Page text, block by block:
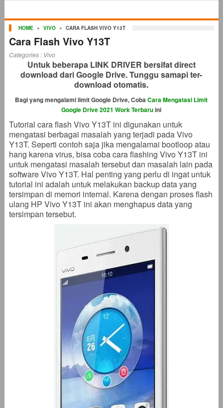
HOME » VIVO » CARA FLASH VIVO Y13T
Cara Flash Vivo Y13T
Categories : Vivo
Untuk beberapa LINK DRIVER bersifat direct
download dari Google Drive. Tunggu samapi ter-
download otomatis.
Bagi yang mengalami limit Google Drive, CobaCara Mengatasi Limit
Google Drive 2021 Work Terbaruini
Tutorial cara flash Vivo Y13T ini digunakan untuk
mengatasi berbagai masalah yang terjadi pada Vivo
Y13T. Seperti contoh saja jika mengalamai bootloop atau
hang karena virus, bisa coba cara flashing Vivo Y13T ini
untuk mengatasi masalah tersebut dan masalah lain pada
software Vivo Y13T. Hal penting yang perlu di ingat untuk
tutorial ini adalah untuk melakukan backup data yang
tersimpan di memori internal. Karena dengan proses flash
ulang HP Vivo Y13T ini akan menghapus data yang
tersimpan tersebut.